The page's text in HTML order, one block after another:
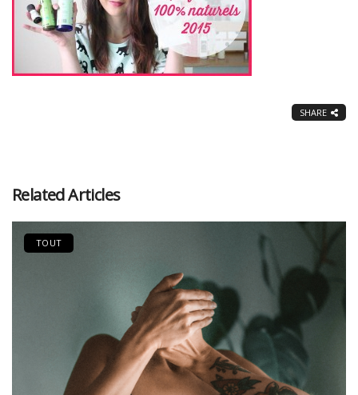
SHARE
Related Articles
TOUT